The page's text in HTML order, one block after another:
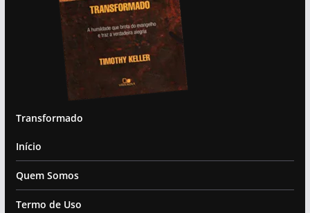
Transformado
Início
Quem Somos
Termo de Uso